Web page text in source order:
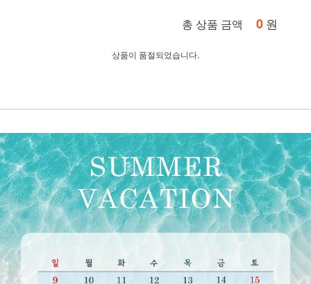
총 상품 금액 0 원
상품이 품절되었습니다.